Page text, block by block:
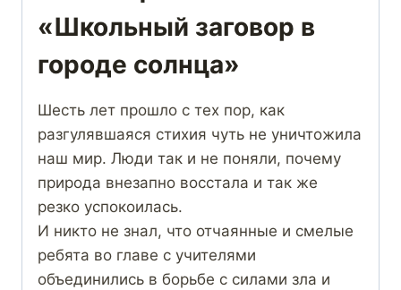
«Школьный заговор в
городе солнца»
Шесть лет прошло с тех пор, как
разгулявшаяся стихия чуть не уничтожила
наш мир. Люди так и не поняли, почему
природа внезапно восстала и так же
резко успокоилась.
И никто не знал, что отчаянные и смелые
ребята во главе с учителями
объединились в борьбе с силами зла и